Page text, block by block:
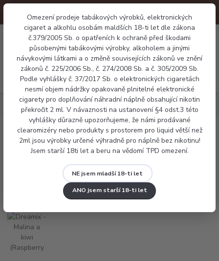
Omezení prodeje tabákových výrobků, elektronických
cigaret a alkohlu osobám maldších 18-ti let dle zákona
č.379/2005 Sb. o opatřeních k ochraně před škodami
působenými tabákovými výrobky, alkoholem a jinými
návykovými látkami a o změně souvisejících zákonů ve znění
zákonů č. 225/2006 Sb., č. 274/2008 Sb. a č. 305/2009 Sb.
Podle vyhlášky č. 37/2017 Sb. o elektronických cigaretách
nesmí objem nádržky opakovaně plnitelné elektronické
cigarety pro doplňování náhradní náplně obsahující nikotin
překročit 2 ml. V návaznosti na ustanovení §4 odst.3 této
vyhlášky důrazně upozorňujeme, že námi prodávané
clearomizéry nebo produkty s prostorem pro liquid větší než
2ml jsou výrobky určené výhradně pro náplně bez nikotinu!
Jsem starší 18ti let a beru na vědomí TPD omezení.
NE jsem mladší 18-ti let
ANO jsem starší 18-ti let
Menu
0 Kč
Náplně Dreamix - Malina a kiwi (Raspberry Kiwi)
Dreamix - Malina a kiwi (Raspberry
Kiwi)